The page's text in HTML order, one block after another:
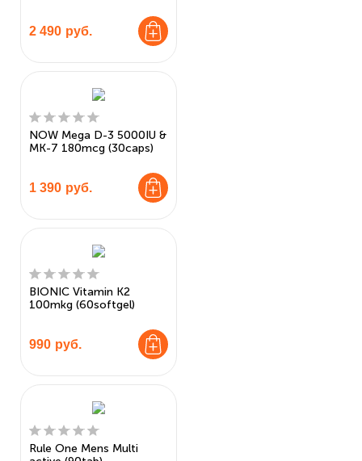
2 490 руб.
NOW Mega D-3 5000IU &
MK-7 180mcg (30caps)
1 390 руб.
BIONIC Vitamin K2
100mkg (60softgel)
990 руб.
Rule One Mens Multi